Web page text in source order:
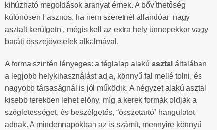
kihúzható megoldások aranyat érnek. A bővíthetőség
különösen hasznos, ha nem szeretnél állandóan nagy
asztalt kerülgetni, mégis kell az extra hely ünnepekkor vagy
baráti összejövetelek alkalmával.
A forma szintén lényeges: a téglalap alakú asztal általában
a legjobb helykihasználást adja, könnyű fal mellé tolni, és
nagyobb társaságnál is jól működik. A négyzet alakú asztal
kisebb terekben lehet előny, míg a kerek formák oldják a
szögletességet, és beszélgetős, “összetartó” hangulatot
adnak. A mindennapokban az is számít, mennyire könnyű